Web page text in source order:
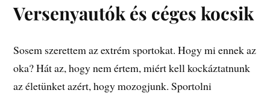
Versenyautók és céges kocsik
Sosem szerettem az extrém sportokat. Hogy mi ennek az
oka? Hát az, hogy nem értem, miért kell kockáztatnunk
az életünket azért, hogy mozogjunk. Sportolni